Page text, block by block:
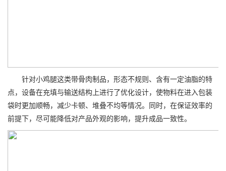
针对小鸡腿这类带骨肉制品，形态不规则、含有一定油脂的特
点，设备在充填与输送结构上进行了优化设计，使物料在进入包装
袋时更加顺畅，减少卡顿、堆叠不均等情况。同时，在保证效率的
前提下，尽可能降低对产品外观的影响，提升成品一致性。